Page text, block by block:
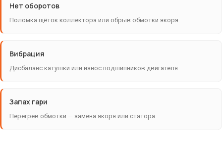
Нет оборотов
Поломка щёток коллектора или обрыв обмотки якоря
Вибрация
Дисбаланс катушки или износ подшипников двигателя
Запах гари
Перегрев обмотки — замена якоря или статора